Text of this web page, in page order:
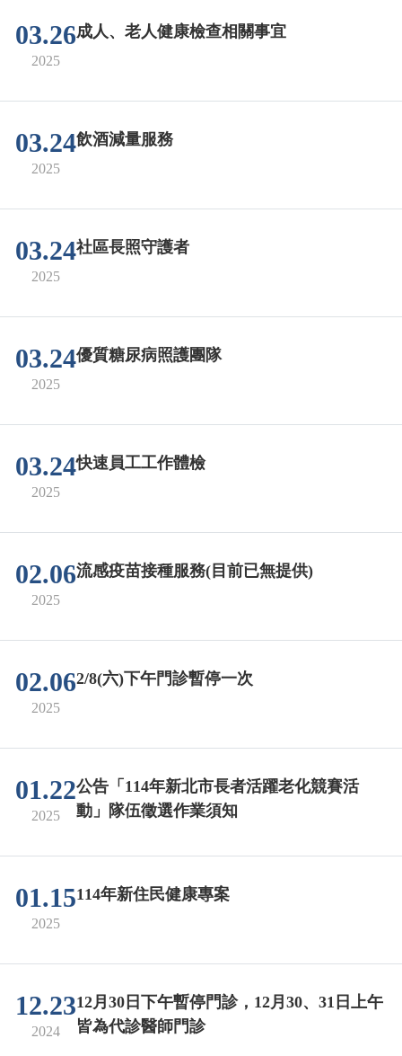
03.26
2025
成人、老人健康檢查相關事宜
03.24
2025
飲酒減量服務
03.24
2025
社區長照守護者
03.24
2025
優質糖尿病照護團隊
03.24
2025
快速員工工作體檢
02.06
2025
流感疫苗接種服務(目前已無提供)
02.06
2025
2/8(六)下午門診暫停一次
01.22
2025
公告「114年新北市長者活躍老化競賽活
動」隊伍徵選作業須知
01.15
2025
114年新住民健康專案
12.23
2024
12月30日下午暫停門診，12月30、31日上午
皆為代診醫師門診